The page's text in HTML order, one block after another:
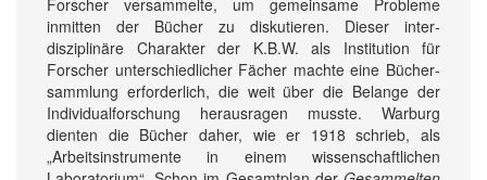
inmitten der Bücher zu diskutieren. Dieser inter­
disziplinäre Charakter der K.B.W. als Institution für
Forscher unter­schiedlicher Fächer machte eine Bücher­
sammlung erforderlich, die weit über die Belange der
Individual­forschung herausragen musste. Warburg
dienten die Bücher daher, wie er 1918 schrieb, als
„Arbeits­instrumente in einem wissen­schaftlichen